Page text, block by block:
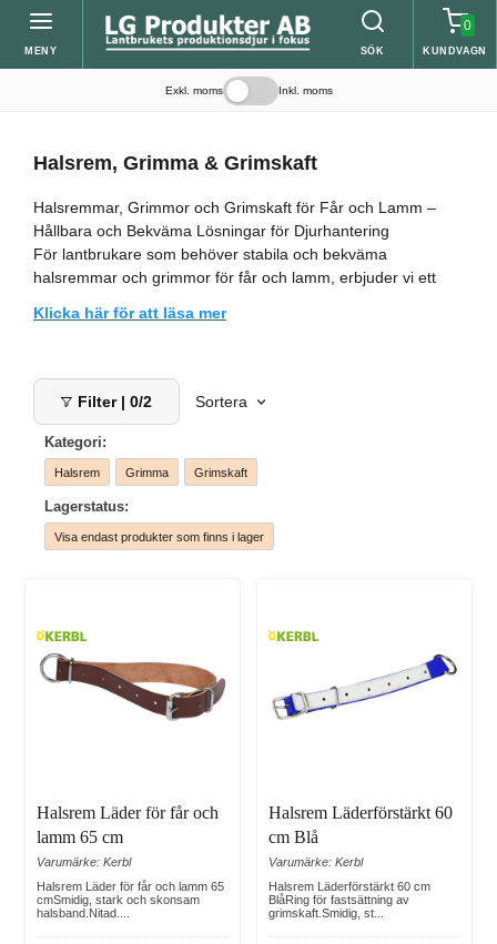
MENY SÖK
0
KUNDVAGN
Exkl. moms Inkl. moms
Halsrem, Grimma & Grimskaft
Halsremmar, Grimmor och Grimskaft för Får och Lamm –
Hållbara och Bekväma Lösningar för Djurhantering
För lantbrukare som behöver stabila och bekväma
halsremmar och grimmor för får och lamm, erbjuder vi ett
produkter är utformade för att ge en trygg och bekväm
Halsremmar för Får och Lamm
Våra halsband i läder och nylon är robusta och skonsamma
mot djuren. Vi erbjuder modeller med förstärkt konstruktion
och ringfästen för smidig användning tillsammans med
grimskaft. Finns i olika längder och bredder för att passa
både lamm och vuxna får.
hantering. Finns i läder, nylon och polypropylen, med
anpassade modeller för olika behov.
Grimskaft för Får och Nötkreatur
Vi erbjuder flätade grimskaft i polypropylen med karbinhakar
av större djur.
Våra halsremmar, grimmor och grimskaft är noggrant utvalda
för att möta lantbrukares krav på hållbarhet och komfort,
samtidigt som de gör hanteringen av får och lamm smidig
Klicka här för att läsa mer
Filter | 0/2
Kategori:
Lagerstatus:
Sortera
Halsrem Läder för får och
lamm 65 cm
Varumärke: Kerbl
Halsrem Läder för får och lamm 65
cmSmidig, stark och skonsam
halsband.Nitad....
Halsrem Läderförstärkt 60
cm Blå
Varumärke: Kerbl
Halsrem Läderförstärkt 60 cm
BlåRing för fastsättning av
grimskaft.Smidig, st...